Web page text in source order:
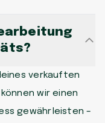
überweisen.
Zustand,
wir mit einem
dann selbst
annehmen
verkauften
wir einen
gewährleisten –